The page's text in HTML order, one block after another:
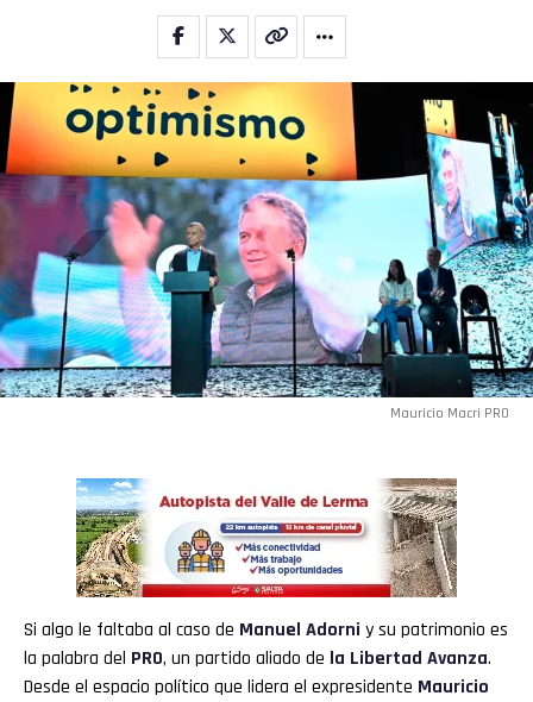
Mauricio Macri PRO
Si algo le faltaba al caso de Manuel Adorni y su patrimonio es
la palabra del PRO, un partido aliado de la Libertad Avanza.
Desde el espacio político que lidera el expresidente Mauricio